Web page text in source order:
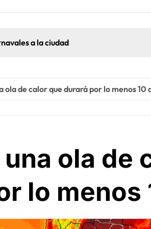
a la ciudad
ola de calor que durará por lo menos 10
ola de
lo menos